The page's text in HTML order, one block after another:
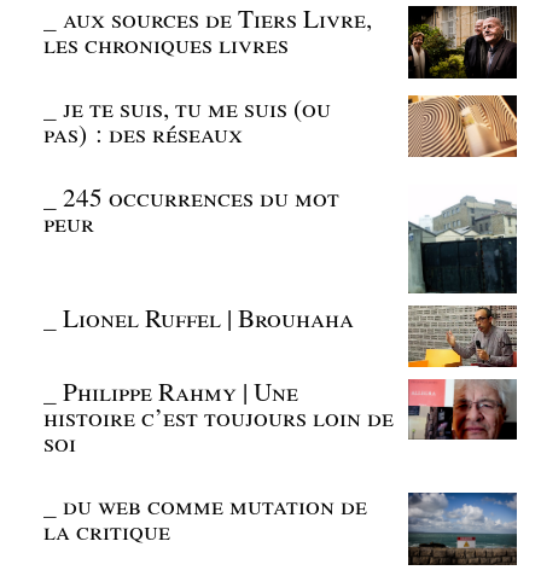
_aux sources de Tiers Livre,
les chroniques livres
_je te suis, tu me suis (ou
pas) : des réseaux
_245 occurrences du mot
peur
_Lionel Ruffel | Brouhaha
_Philippe Rahmy | Une
histoire c’est toujours loin de
soi
_du web comme mutation de
la critique